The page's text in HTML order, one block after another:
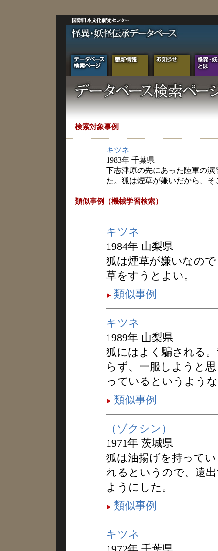
検索対象事例
キツネ
1983年 千葉県
下志津原の先にあった陸軍の
た。狐は煙草が嫌いだから、
類似事例（機械学習検索）
キツネ
1984年 山梨県
狐は煙草が嫌いなの
草をすうとよい。
類似事例
キツネ
1989年 山梨県
狐にはよく騙される
らず、一服しようと
っているというよう
類似事例
（ゾクシン）
1971年 茨城県
狐は油揚げを持って
れるというので、遠
ようにした。
類似事例
キツネ